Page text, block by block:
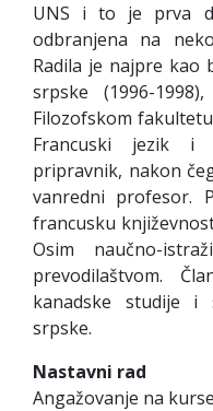
UNS i to je prva
odbranjena na
Radila je najpre kao
srpske (1996-
Filozofskom
Francuski jezik i
pripravnik, nakon
vanredni profesor.
francusku
Osim naučno-
prevodilaštvom.
kanadske studije i
srpske.
Nastavni rad
Angažovanje na